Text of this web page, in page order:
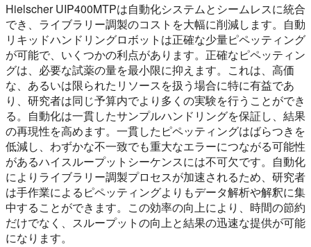
Hielscher UIP400MTPは自動化システムとシームレスに統合
でき、ライブラリー調製のコストを大幅に削減します。自動
リキッドハンドリングロボットは正確な少量ピペッティング
が可能で、いくつかの利点があります。正確なピペッティン
グは、必要な試薬の量を最小限に抑えます。これは、高価
な、あるいは限られたリソースを扱う場合に特に有益であ
り、研究者は同じ予算内でより多くの実験を行うことができ
る。自動化は一貫したサンプルハンドリングを保証し、結果
の再現性を高めます。一貫したピペッティングはばらつきを
低減し、わずかな不一致でも重大なエラーにつながる可能性
があるハイスループットシーケンスには不可欠です。自動化
によりライブラリー調製プロセスが加速されるため、研究者
は手作業によるピペッティングよりもデータ解析や解釈に集
中することができます。この効率の向上により、時間の節約
だけでなく、スループットの向上と結果の迅速な提供が可能
になります。